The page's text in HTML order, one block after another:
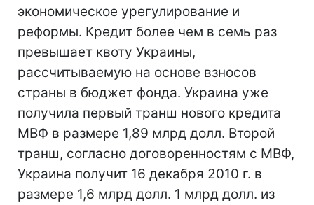
экономическое урегулирование и
реформы. Кредит более чем в семь раз
превышает квоту Украины,
рассчитываемую на основе взносов
страны в бюджет фонда. Украина уже
получила первый транш нового кредита
МВФ в размере 1,89 млрд долл. Второй
транш, согласно договоренностям с МВФ,
Украина получит 16 декабря 2010 г. в
размере 1,6 млрд долл. 1 млрд долл. из